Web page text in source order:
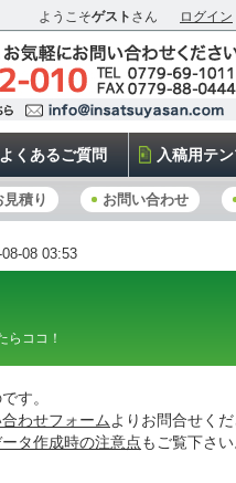
ようこそゲスト さん ログイン
よくあるご質問 入稿用テ
見積り お問い合わせ
08 03:53
らココ！
す。
わせフォーム よりお問合せくだ
タ作成時の注意点 もご覧下さい